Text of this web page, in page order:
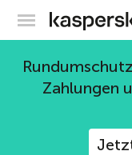
Zahlungen